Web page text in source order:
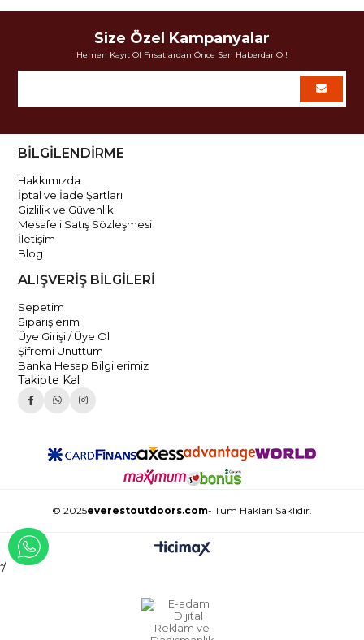
Size Özel Kampanyalar
Hemen Kayıt Ol Fırsatlardan Önce Sen Haberdar Ol!
BİLGİLENDİRME
Hakkımızda
İptal ve İade Şartları
Gizlilik ve Güvenlik
Mesafeli Satış Sözleşmesi
İletişim
Blog
ALIŞVERİŞ BİLGİLERİ
Sepetim
Siparişlerim
Üye Girişi / Üye Ol
Şifremi Unuttum
Banka Hesap Bilgilerimiz
Takipte Kal
© 2025everestoutdoors.com- Tüm Hakları Saklıdır.
*/
WHATSAPP İLE İLETİŞİME GEÇ